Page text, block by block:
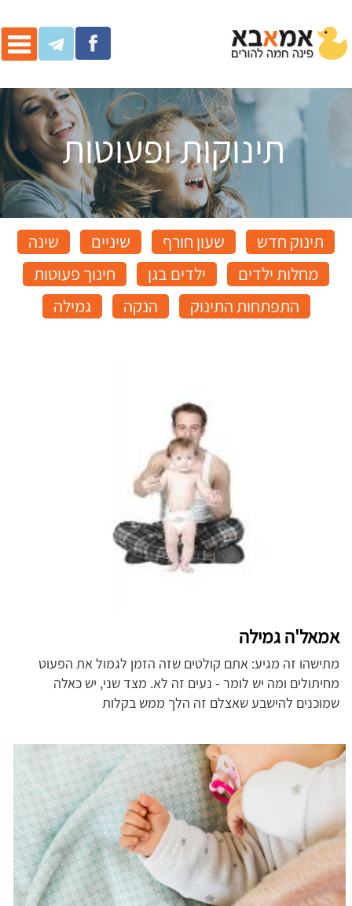
תינוקות ופעוטות
תינוק חדש שעון חורף שיניים
שינה
מחלות ילדים
ילדים בגן
חינוך פעוטות
התפתחות התינוק
הנקה גמילה
אמאל'ה גמילה
מתישהו זה מגיע: אתם קולטים שזה הזמן לגמול את הפעוט
מחיתולים ומה יש לומר - נעים זה לא. מצד שני, יש כאלה
שמוכנים להישבע שאצלם זה הלך ממש בקלות